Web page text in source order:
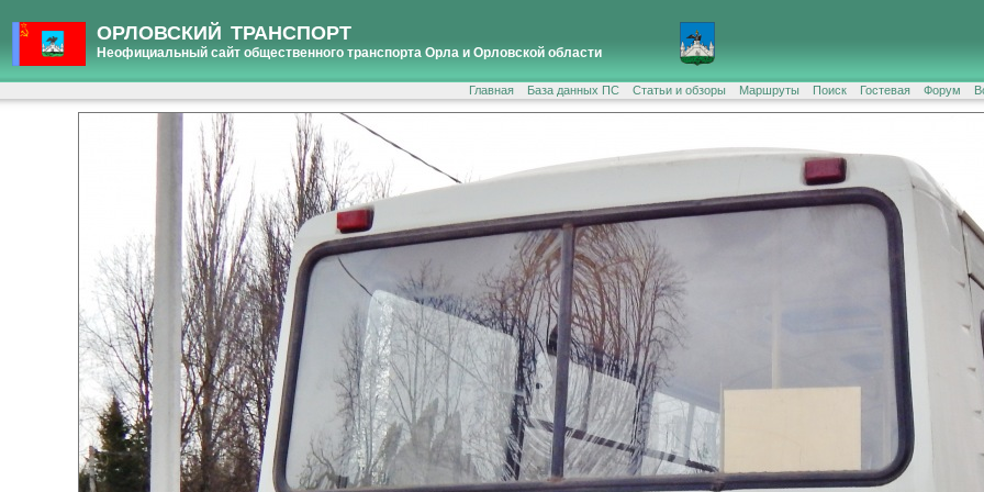
ОРЛОВСКИЙ ТРАНСПОРТ
Неофициальный сайт общественного транспорта Орла и Орловской области
Главная База данных ПС Статьи и обзоры Маршруты Поиск Гостевая Форум